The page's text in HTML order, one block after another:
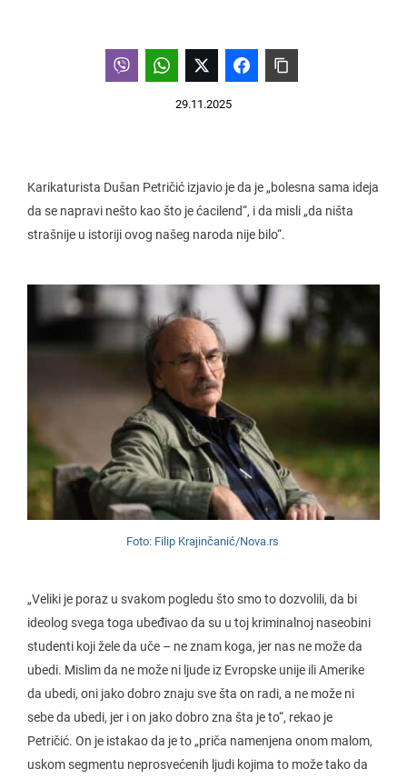
29.11.2025
Karikaturista Dušan Petričić izjavio je da je „bolesna sama ideja
da se napravi nešto kao što je ćacilend“, i da misli „da ništa
strašnije u istoriji ovog našeg naroda nije bilo“.
Foto: Filip Krajinčanić/Nova.rs
„Veliki je poraz u svakom pogledu što smo to dozvolili, da bi
ideolog svega toga ubeđivao da su u toj kriminalnoj naseobini
studenti koji žele da uče – ne znam koga, jer nas ne može da
ubedi. Mislim da ne može ni ljude iz Evropske unije ili Amerike
da ubedi, oni jako dobro znaju sve šta on radi, a ne može ni
sebe da ubedi, jer i on jako dobro zna šta je to“, rekao je
Petričić. On je istakao da je to „priča namenjena onom malom,
uskom segmentu neprosvećenih ljudi kojima to može tako da